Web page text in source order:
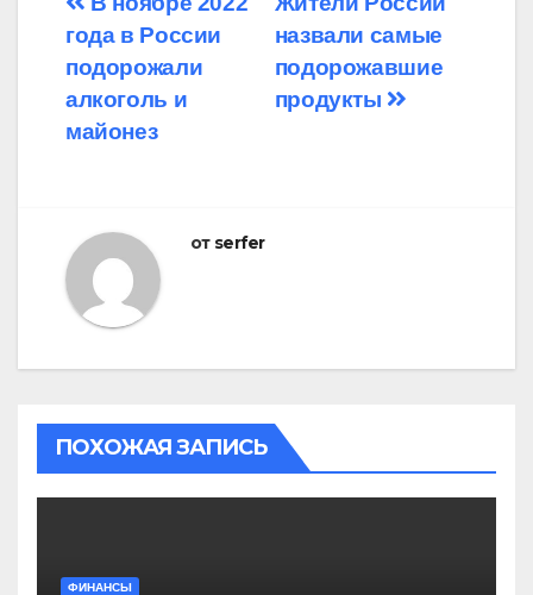
Навигация
по
записям
назвали самые
подорожавшие
продукты
года в России
подорожали
алкоголь и
майонез
от serfer
ПОХОЖАЯ ЗАПИСЬ
ФИНАНСЫ